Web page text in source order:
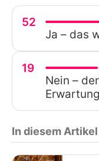
52
Ja – das
19
Nein –
In diesem Artikel